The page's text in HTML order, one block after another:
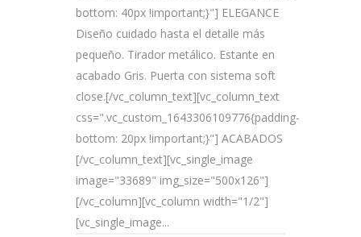
bottom: 40px !important;}"] ELEGANCE
Diseño cuidado hasta el detalle más
pequeño. Tirador metálico. Estante en
acabado Gris. Puerta con sistema soft
close.[/vc_column_text][vc_column_text
css=".vc_custom_1643306109776{padding-
bottom: 20px !important;}"] ACABADOS
[/vc_column_text][vc_single_image
image="33689" img_size="500x126"]
[/vc_column][vc_column width="1/2"]
[vc_single_image...